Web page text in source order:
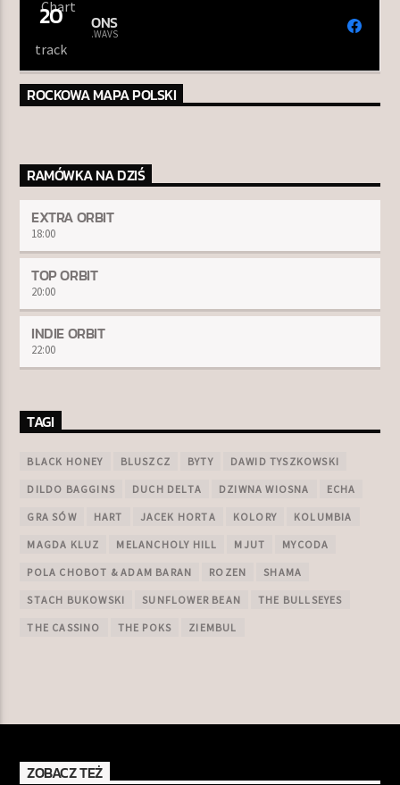
20 ONS
.WAVS
ROCKOWA MAPA POLSKI
RAMÓWKA NA DZIŚ
EXTRA ORBIT
18:00
TOP ORBIT
20:00
INDIE ORBIT
22:00
TAGI
BLACK HONEY BLUSZCZ BYTY DAWID TYSZKOWSKI
DILDO BAGGINS DUCH DELTA DZIWNA WIOSNA ECHA
GRA SÓW HART JACEK HORTA KOLORY KOLUMBIA
MAGDA KLUZ MELANCHOLY HILL MJUT MYCODA
POLA CHOBOT & ADAM BARAN ROZEN SHAMA
STACH BUKOWSKI SUNFLOWER BEAN THE BULLSEYES
THE CASSINO THE POKS ZIEMBUL
ZOBACZ TEŻ